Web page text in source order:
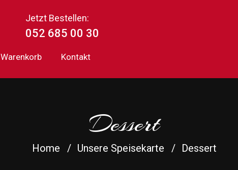
Jetzt Bestellen:
052 685 00 30
Warenkorb Kontakt
Dessert
Home Unsere Speisekarte Dessert